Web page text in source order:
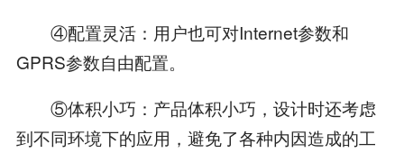
④配置灵活：用户也可对Internet参数和
GPRS参数自由配置。
⑤体积小巧：产品体积小巧，设计时还考虑
到不同环境下的应用，避免了各种内因造成的工